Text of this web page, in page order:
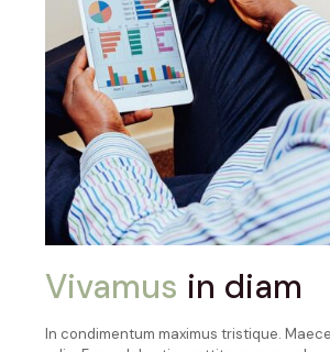
Vivamus in diam
In condimentum maximus tristique.